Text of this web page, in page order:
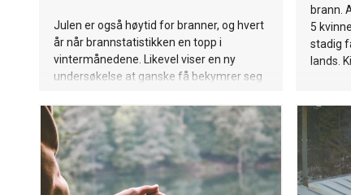
Julen er også høytid for branner, og hvert
år når brannstatistikken en topp i
vintermånedene. Likevel viser en ny
undersøkelse at ganske få bekymrer seg
brann.
5
stadig
lands.